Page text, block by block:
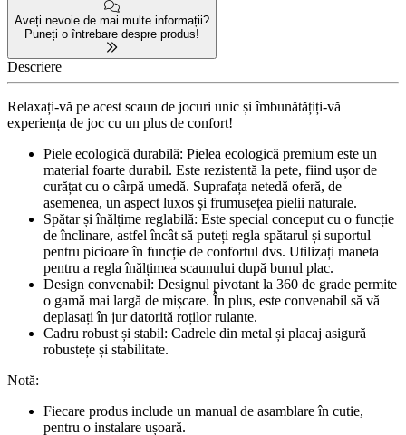
Aveți nevoie de mai multe informații?
Puneți o întrebare despre produs!
Descriere
Relaxați-vă pe acest scaun de jocuri unic și îmbunătățiți-vă
experiența de joc cu un plus de confort!
Piele ecologică durabilă: Pielea ecologică premium este un
material foarte durabil. Este rezistentă la pete, fiind ușor de
curățat cu o cârpă umedă. Suprafața netedă oferă, de
asemenea, un aspect luxos și frumusețea pielii naturale.
Spătar și înălțime reglabilă: Este special conceput cu o funcție
de înclinare, astfel încât să puteți regla spătarul și suportul
pentru picioare în funcție de confortul dvs. Utilizați maneta
pentru a regla înălțimea scaunului după bunul plac.
Design convenabil: Designul pivotant la 360 de grade permite
o gamă mai largă de mișcare. În plus, este convenabil să vă
deplasați în jur datorită roților rulante.
Cadru robust și stabil: Cadrele din metal și placaj asigură
robustețe și stabilitate.
Notă:
Fiecare produs include un manual de asamblare în cutie,
pentru o instalare ușoară.